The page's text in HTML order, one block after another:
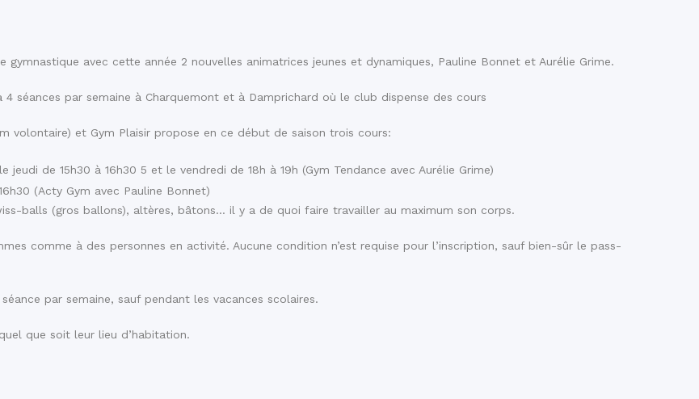
gymnastique avec cette année 2 nouvelles animatrices jeunes et dynamiques, Pauline Bonnet et Aurélie Grime.
4 séances par semaine à Charquemont et à Damprichard où le club dispense des cours
volontaire) et Gym Plaisir propose en ce début de saison trois cours:
jeudi de 15h30 à 16h30 5 et le vendredi de 18h à 19h (Gym Tendance avec Aurélie Grime)
(Acty Gym avec Pauline Bonnet)
balls (gros ballons), altères, bâtons… il y a de quoi faire travailler au maximum son corps.
comme à des personnes en activité. Aucune condition n’est requise pour l’inscription, sauf bien-sûr le pass-
par semaine, sauf pendant les vacances scolaires.
que soit leur lieu d’habitation.